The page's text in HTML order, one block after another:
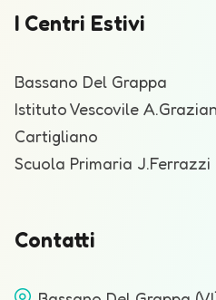
I Centri Estivi
Bassano Del Grappa
Istituto Vescovile
Cartigliano
Scuola Primaria J.Ferrazzi
Contatti